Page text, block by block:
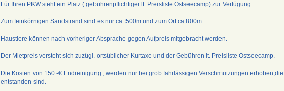
Für Ihren PKW steht ein Platz ( gebührenpflichtiger lt. Preisliste Ostseecamp) zur Verfügung.
Zum feinkörnigen Sandstrand sind es nur ca. 500m und zum Ort ca.800m.
Haustiere können nach vorheriger Absprache gegen Aufpreis mitgebracht werden.
Der Mietpreis versteht sich zuzügl. ortsüblicher Kurtaxe und der Gebühren lt. Preisliste Ostseecamp.
Die Kosten von 150.-€ Endreinigung , werden nur bei grob fahrlässigen Verschmutzungen
entstanden sind.